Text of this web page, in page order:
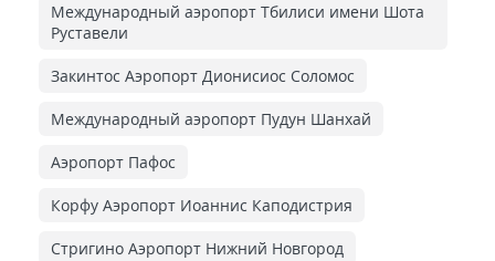
Международный аэропорт Тбилиси имени Шота
Руставели
Закинтос Аэропорт Дионисиос Соломос
Международный аэропорт Пудун Шанхай
Аэропорт Пафос
Корфу Аэропорт Иоаннис Каподистрия
Стригино Аэропорт Нижний Новгород